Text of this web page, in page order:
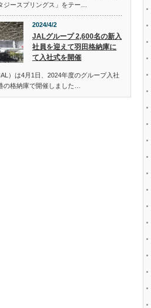
ジースプリングス」をテー…
2024/4/2
JALグループ 2,600名の新入
社員を迎えて羽田格納庫に
て入社式を開催
）は4月1日、2024年度のグループ入社
の格納庫で開催しました…